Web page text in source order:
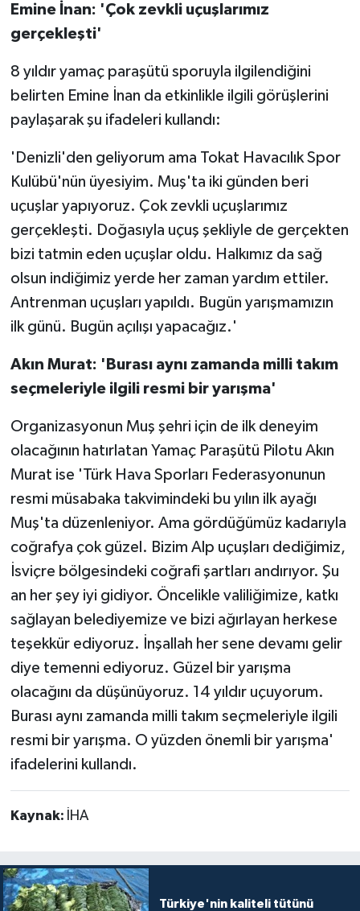
Emine İnan: 'Çok zevkli uçuşlarımız
gerçekleşti'
8 yıldır yamaç paraşütü sporuyla ilgilendiğini
belirten Emine İnan da etkinlikle ilgili görüşlerini
paylaşarak şu ifadeleri kullandı:
'Denizli'den geliyorum ama Tokat Havacılık Spor
Kulübü'nün üyesiyim. Muş'ta iki günden beri
uçuşlar yapıyoruz. Çok zevkli uçuşlarımız
gerçekleşti. Doğasıyla uçuş şekliyle de gerçekten
bizi tatmin eden uçuşlar oldu. Halkımız da sağ
olsun indiğimiz yerde her zaman yardım ettiler.
Antrenman uçuşları yapıldı. Bugün yarışmamızın
ilk günü. Bugün açılışı yapacağız.'
Akın Murat: 'Burası aynı zamanda milli takım
seçmeleriyle ilgili resmi bir yarışma'
Organizasyonun Muş şehri için de ilk deneyim
olacağının hatırlatan Yamaç Paraşütü Pilotu Akın
Murat ise 'Türk Hava Sporları Federasyonunun
resmi müsabaka takvimindeki bu yılın ilk ayağı
Muş'ta düzenleniyor. Ama gördüğümüz kadarıyla
coğrafya çok güzel. Bizim Alp uçuşları dediğimiz,
İsviçre bölgesindeki coğrafi şartları andırıyor. Şu
an her şey iyi gidiyor. Öncelikle valiliğimize, katkı
sağlayan belediyemize ve bizi ağırlayan herkese
teşekkür ediyoruz. İnşallah her sene devamı gelir
diye temenni ediyoruz. Güzel bir yarışma
olacağını da düşünüyoruz. 14 yıldır uçuyorum.
Burası aynı zamanda milli takım seçmeleriyle ilgili
resmi bir yarışma. O yüzden önemli bir yarışma'
ifadelerini kullandı.
Kaynak: İHA
Türkiye'nin kaliteli tütünü